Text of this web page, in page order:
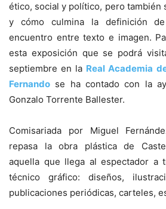
ético, social y político, pero también
y cómo culmina la definición
encuentro entre texto e imagen.
esta exposición que se podrá
septiembre en la Real Academia
Fernando se ha contado con la
Gonzalo Torrente Ballester.
Comisariada por Miguel
repasa la obra plástica de
aquella que llega al espectador a
técnico gráfico: diseños,
publicaciones periódicas, carteles,